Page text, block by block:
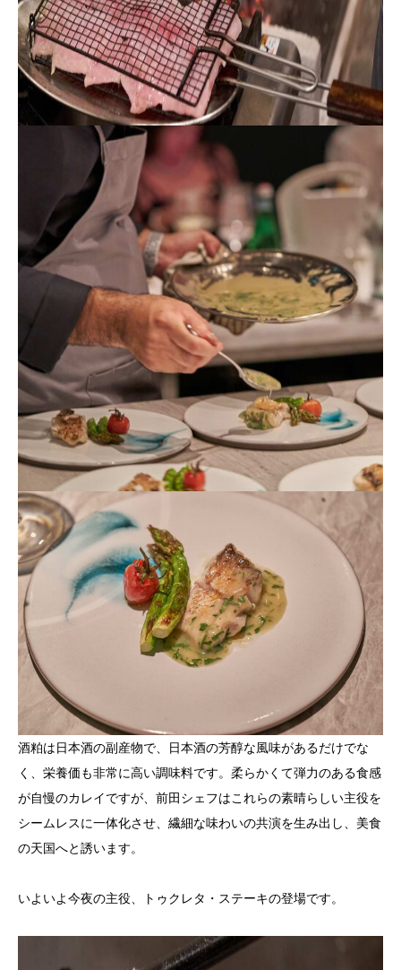
酒粕は日本酒の副産物で、日本酒の芳醇な風味があるだけでな
く、栄養価も非常に高い調味料です。柔らかくて弾力のある食感
が自慢のカレイですが、前田シェフはこれらの素晴らしい主役を
シームレスに一体化させ、繊細な味わいの共演を生み出し、美食
の天国へと誘います。
いよいよ今夜の主役、トゥクレタ・ステーキの登場です。